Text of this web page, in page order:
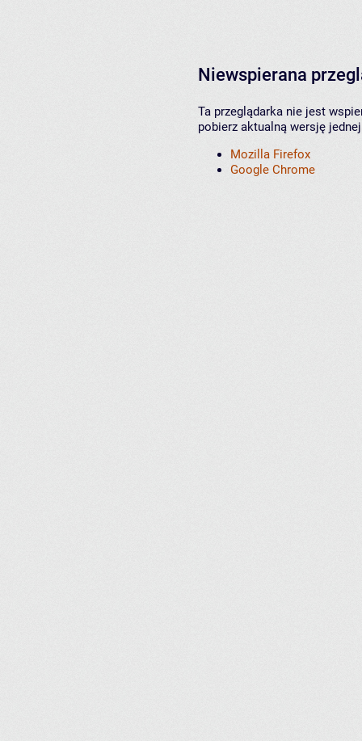
Niewspierana
Ta przeglądarka nie jest
pobierz aktualną wersję
Mozilla Firefox
Google Chrome